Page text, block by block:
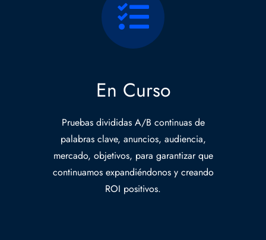
En Curso
Pruebas divididas A/B continuas de
palabras clave, anuncios, audiencia,
mercado, objetivos, para garantizar que
continuamos expandiéndonos y creando
ROI positivos.